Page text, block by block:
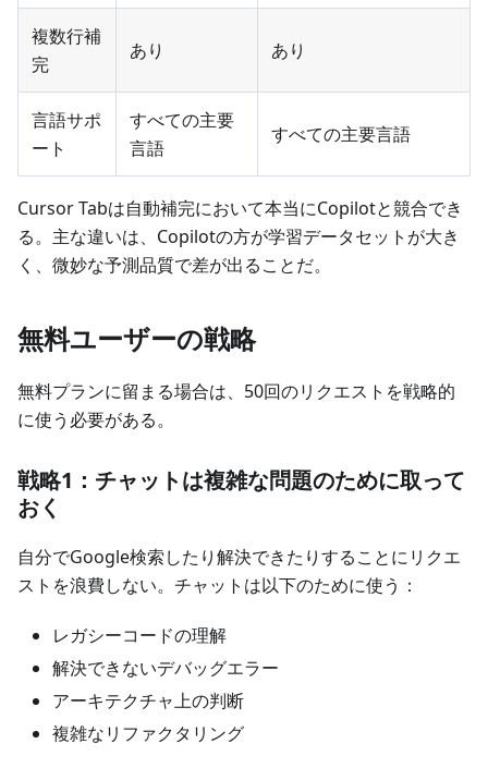
複数行補
完
あり あり
言語サポ
ート
すべての主要
言語
すべての主要言語
Cursor Tabは自動補完において本当にCopilotと競合でき
る。主な違いは、Copilotの方が学習データセットが大き
く、微妙な予測品質で差が出ることだ。
無料ユーザーの戦略
無料プランに留まる場合は、50回のリクエストを戦略的
に使う必要がある。
戦略1：チャットは複雑な問題のために取って
おく
自分でGoogle検索したり解決できたりすることにリクエ
ストを浪費しない。チャットは以下のために使う：
レガシーコードの理解
解決できないデバッグエラー
アーキテクチャ上の判断
複雑なリファクタリング